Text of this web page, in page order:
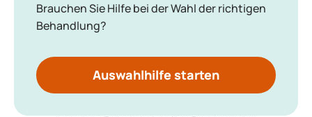
Brauchen Sie Hilfe bei der Wahl der richtigen
Behandlung?
Auswahlhilfe starten